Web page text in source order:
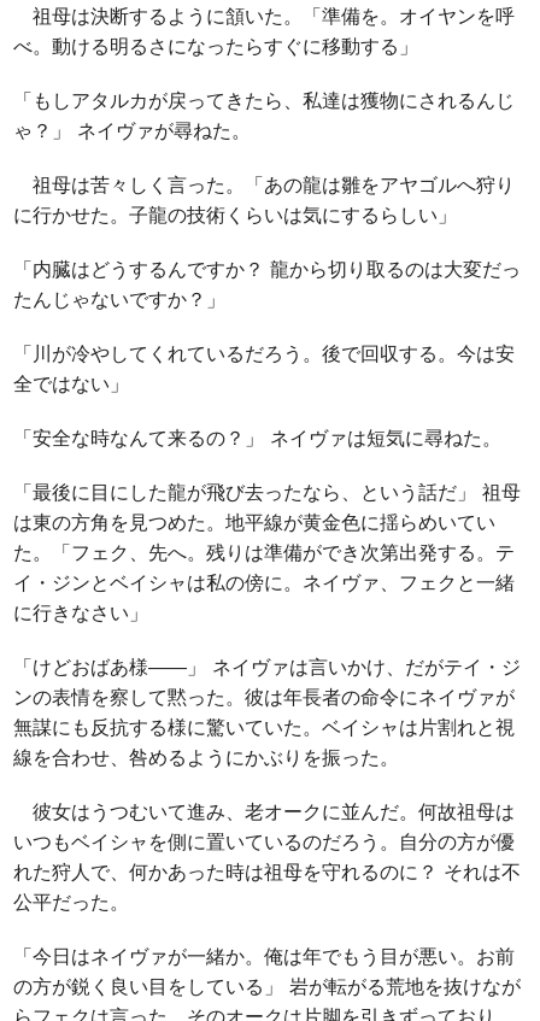
祖母は決断するように頷いた。「準備を。オイヤンを呼
べ。動ける明るさになったらすぐに移動する」
「もしアタルカが戻ってきたら、私達は獲物にされるんじ
ゃ？」 ネイヴァが尋ねた。
祖母は苦々しく言った。「あの龍は雛をアヤゴルへ狩り
に行かせた。子龍の技術くらいは気にするらしい」
「内臓はどうするんですか？ 龍から切り取るのは大変だっ
たんじゃないですか？」
「川が冷やしてくれているだろう。後で回収する。今は安
全ではない」
「安全な時なんて来るの？」 ネイヴァは短気に尋ねた。
「最後に目にした龍が飛び去ったなら、という話だ」 祖母
は東の方角を見つめた。地平線が黄金色に揺らめいてい
た。「フェク、先へ。残りは準備ができ次第出発する。テ
イ・ジンとベイシャは私の傍に。ネイヴァ、フェクと一緒
に行きなさい」
「けどおばあ様――」 ネイヴァは言いかけ、だがテイ・ジ
ンの表情を察して黙った。彼は年長者の命令にネイヴァが
無謀にも反抗する様に驚いていた。ベイシャは片割れと視
線を合わせ、咎めるようにかぶりを振った。
彼女はうつむいて進み、老オークに並んだ。何故祖母は
いつもベイシャを側に置いているのだろう。自分の方が優
れた狩人で、何かあった時は祖母を守れるのに？ それは不
公平だった。
「今日はネイヴァが一緒か。俺は年でもう目が悪い。お前
の方が鋭く良い目をしている」 岩が転がる荒地を抜けなが